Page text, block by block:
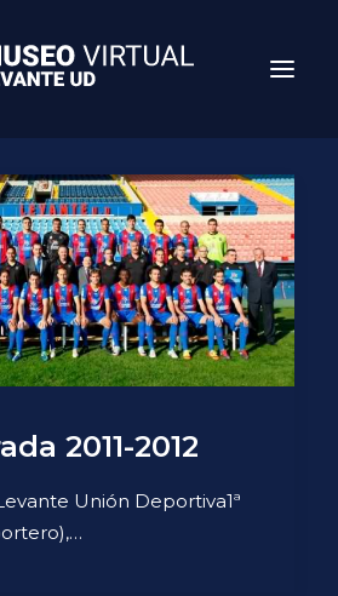
Search
2011-2012
Unión Deportiva1ª